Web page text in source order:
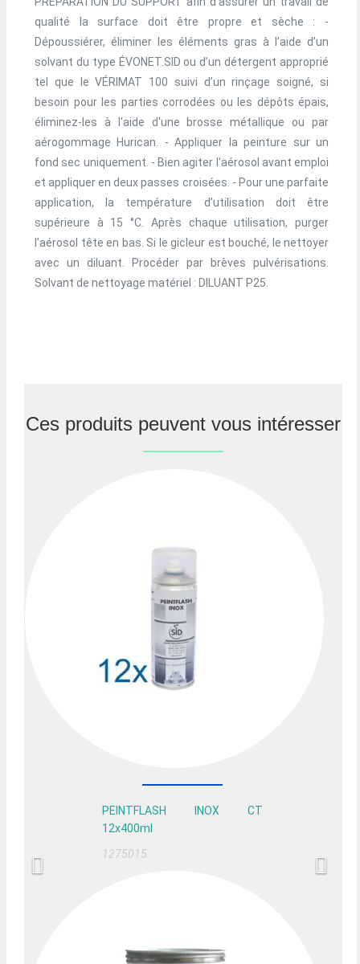
qualité la surface doit être propre et sèche : -
Dépoussiérer, éliminer les éléments gras à l’aide d’un
solvant du type ÉVONET.SID ou d’un détergent approprié
tel que le VÉRIMAT 100 suivi d’un rinçage soigné, si
besoin pour les parties corrodées ou les dépôts épais,
éliminez-les à l'aide d'une brosse métallique ou par
aérogommage Hurican. - Appliquer la peinture sur un
fond sec uniquement. - Bien agiter l'aérosol avant emploi
et appliquer en deux passes croisées. - Pour une parfaite
application, la température d’utilisation doit être
supérieure à 15 °C. Après chaque utilisation, purger
l’aérosol tête en bas. Si le gicleur est bouché, le nettoyer
avec un diluant. Procéder par brèves pulvérisations.
Solvant de nettoyage matériel : DILUANT P25.
Ces produits peuvent vous intéresser
PEINTFLASH INOX CT
12x400ml
1275015